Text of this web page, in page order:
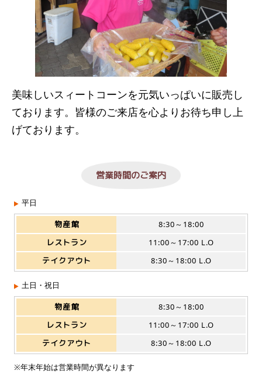
美味しいスィートコーンを元気いっぱいに販売し
ております。皆様のご来店を心よりお待ち申し上
げております。
営業時間のご案内
平日
物産館
8:30～18:00
レストラン
11:00～17:00 L.O
テイクアウト
8:30～18:00 L.O
土日・祝日
物産館
8:30～18:00
レストラン
11:00～17:00 L.O
テイクアウト
8:30～18:00 L.O
※年末年始は営業時間が異なります